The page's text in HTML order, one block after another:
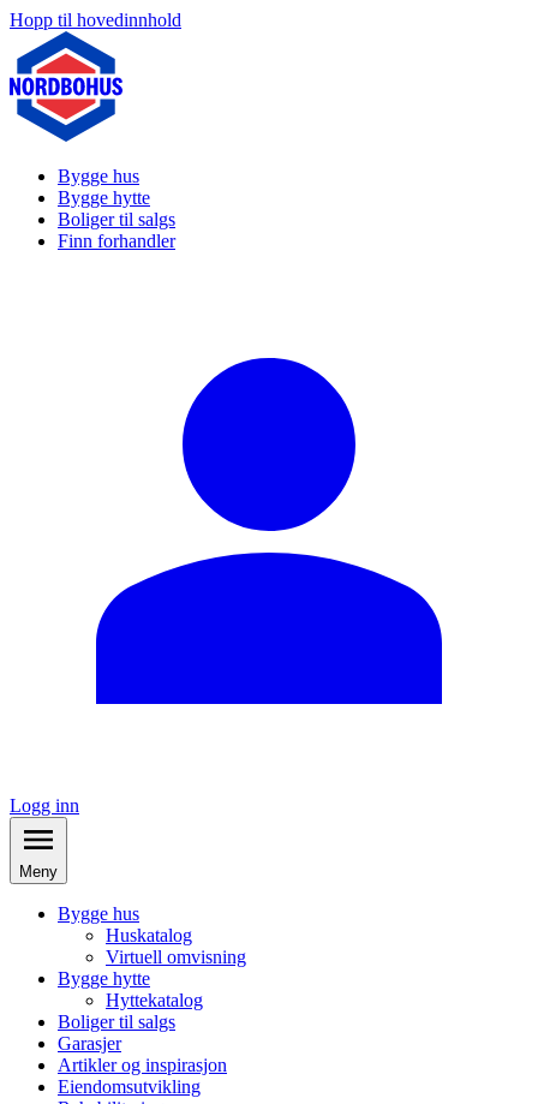
Hopp til hovedinnhold
Bygge hus
Bygge hytte
Boliger til salgs
Finn forhandler
Logg inn
Meny
Bygge hus
Huskatalog
Virtuell omvisning
Bygge hytte
Hyttekatalog
Boliger til salgs
Garasjer
Artikler og inspirasjon
Eiendomsutvikling